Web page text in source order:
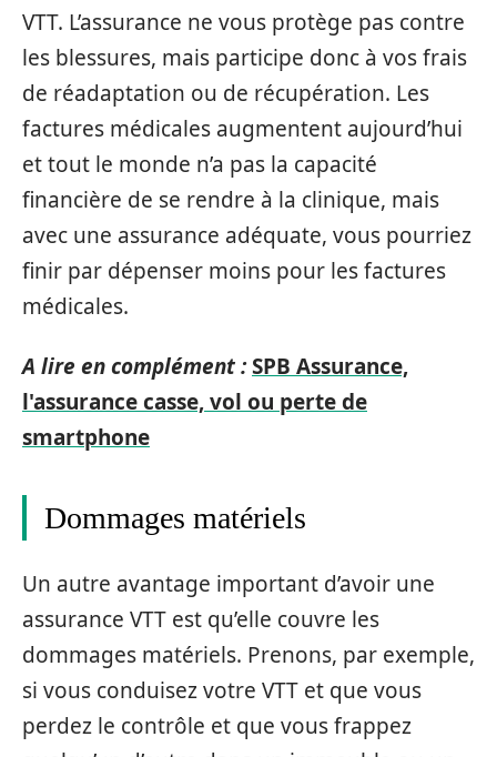
VTT. L’assurance ne vous protège pas contre
les blessures, mais participe donc à vos frais
de réadaptation ou de récupération. Les
factures médicales augmentent aujourd’hui
et tout le monde n’a pas la capacité
financière de se rendre à la clinique, mais
avec une assurance adéquate, vous pourriez
finir par dépenser moins pour les factures
médicales.
A lire en complément :SPB Assurance,
l'assurance casse, vol ou perte de
smartphone
Dommages matériels
Un autre avantage important d’avoir une
assurance VTT est qu’elle couvre les
dommages matériels. Prenons, par exemple,
si vous conduisez votre VTT et que vous
perdez le contrôle et que vous frappez